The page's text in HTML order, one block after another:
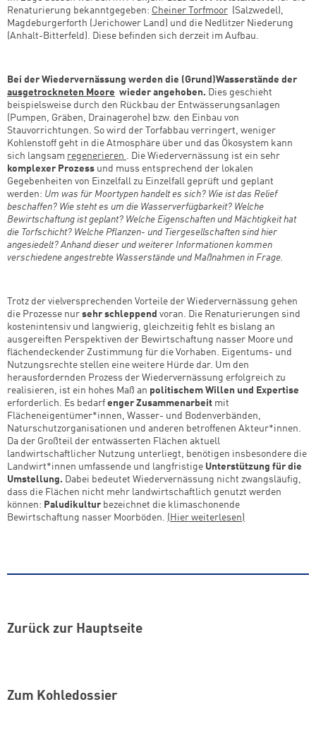
Renaturierung bekanntgegeben: Cheiner Torfmoor (Salzwedel),
Magdeburgerforth (Jerichower Land) und die Nedlitzer Niederung
(Anhalt-Bitterfeld). Diese befinden sich derzeit im Aufbau.
Bei der Wiedervernässung werden die (Grund)Wasserstände der
ausgetrockneten Moore wieder angehoben. Dies geschieht
beispielsweise durch den Rückbau der Entwässerungsanlagen
(Pumpen, Gräben, Drainagerohe) bzw. den Einbau von
Stauvorrichtungen. So wird der Torfabbau verringert, weniger
Kohlenstoff geht in die Atmosphäre über und das Ökosystem kann
sich langsam regenerieren . Die Wiedervernässung ist ein sehr
komplexer Prozess und muss entsprechend der lokalen
Gegebenheiten von Einzelfall zu Einzelfall geprüft und geplant
werden: Um was für Moortypen handelt es sich? Wie ist das Relief
beschaffen? Wie steht es um die Wasserverfügbarkeit? Welche
Bewirtschaftung ist geplant? Welche Eigenschaften und Mächtigkeit hat
die Torfschicht? Welche Pflanzen- und Tiergesellschaften sind hier
angesiedelt? Anhand dieser und weiterer Informationen kommen
verschiedene angestrebte Wasserstände und Maßnahmen in Frage.
Trotz der vielversprechenden Vorteile der Wiedervernässung gehen
die Prozesse nur sehr schleppend voran. Die Renaturierungen sind
kostenintensiv und langwierig, gleichzeitig fehlt es bislang an
ausgereiften Perspektiven der Bewirtschaftung nasser Moore und
flächendeckender Zustimmung für die Vorhaben. Eigentums- und
Nutzungsrechte stellen eine weitere Hürde dar. Um den
herausfordernden Prozess der Wiedervernässung erfolgreich zu
realisieren, ist ein hohes Maß an politischem Willen und Expertise
erforderlich. Es bedarf enger Zusammenarbeit mit
Flächeneigentümer*innen, Wasser- und Bodenverbänden,
Naturschutzorganisationen und anderen betroffenen Akteur*innen.
Da der Großteil der entwässerten Flächen aktuell
landwirtschaftlicher Nutzung unterliegt, benötigen insbesondere die
Landwirt*innen umfassende und langfristige Unterstützung für die
Umstellung. Dabei bedeutet Wiedervernässung nicht zwangsläufig,
dass die Flächen nicht mehr landwirtschaftlich genutzt werden
können: Paludikultur bezeichnet die klimaschonende
Bewirtschaftung nasser Moorböden. (Hier weiterlesen)
Zurück zur Hauptseite
Zum Kohledossier
Zum Warenkorb
weiter lesen Zum Warenkorb
Zum Warenkorb
weiter lesen Zum Warenkorb